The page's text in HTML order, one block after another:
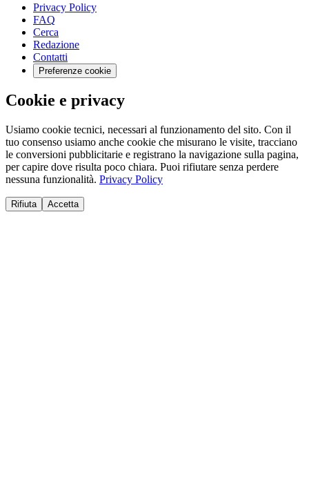
Privacy Policy
FAQ
Cerca
Redazione
Contatti
Preferenze cookie
Cookie e privacy
Usiamo cookie tecnici, necessari al funzionamento del sito. Con il
tuo consenso usiamo anche cookie che misurano le visite, tracciano
le conversioni pubblicitarie e registrano la navigazione sulla pagina,
per capire dove risulta poco chiara. Puoi rifiutare senza perdere
nessuna funzionalità. Privacy Policy
Rifiuta Accetta